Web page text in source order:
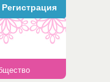
Регистрация